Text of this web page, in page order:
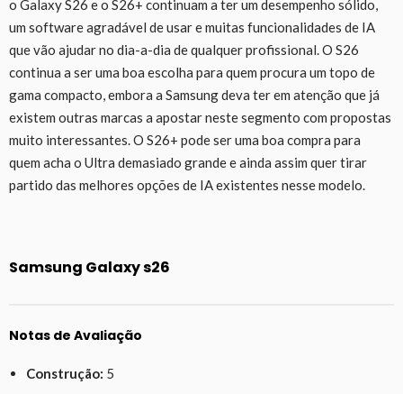
o Galaxy S26 e o S26+ continuam a ter um desempenho sólido,
um software agradável de usar e muitas funcionalidades de IA
que vão ajudar no dia-a-dia de qualquer profissional. O S26
continua a ser uma boa escolha para quem procura um topo de
gama compacto, embora a Samsung deva ter em atenção que já
existem outras marcas a apostar neste segmento com propostas
muito interessantes. O S26+ pode ser uma boa compra para
quem acha o Ultra demasiado grande e ainda assim quer tirar
partido das melhores opções de IA existentes nesse modelo.
Samsung Galaxy s26
Notas de Avaliação
Construção: 5